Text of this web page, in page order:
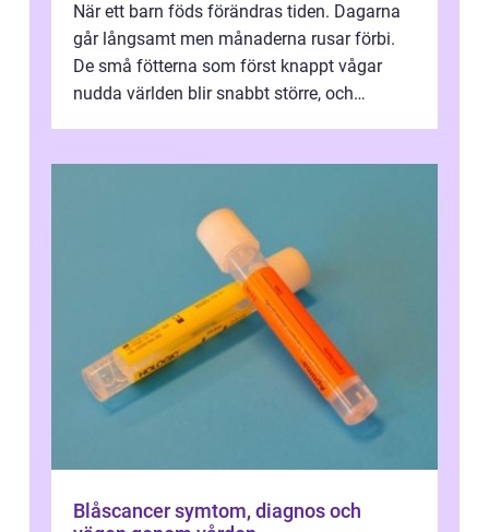
När ett barn föds förändras tiden. Dagarna
går långsamt men månaderna rusar förbi.
De små fötterna som först knappt vågar
nudda världen blir snabbt större, och
Blåscancer symtom, diagnos och